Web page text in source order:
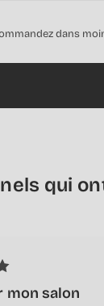
dans
qui
mon salon